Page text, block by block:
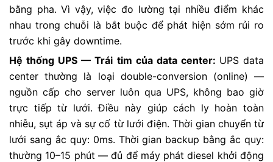
bằng pha. Vì vậy, việc đo lường tại nhiều điểm khác
nhau trong chuỗi là bắt buộc để phát hiện sớm rủi ro
trước khi gây downtime.
Hệ thống UPS — Trái tim của data center: UPS data
center thường là loại double-conversion (online) —
nguồn cấp cho server luôn qua UPS, không bao giờ
trực tiếp từ lưới. Điều này giúp cách ly hoàn toàn
nhiễu, sụt áp và sự cố từ lưới điện. Thời gian chuyển từ
lưới sang ắc quy: 0ms. Thời gian backup bằng ắc quy:
thường 10–15 phút — đủ để máy phát diesel khởi động